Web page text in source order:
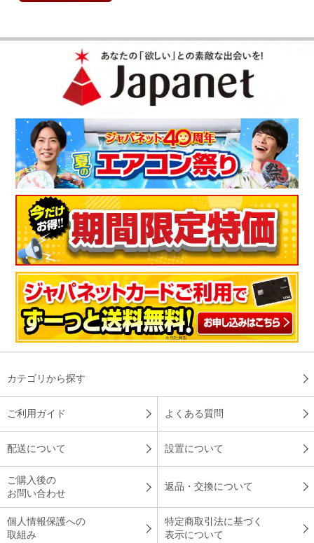
カテゴリから探す
ご利用ガイド よくある質問
配送について 設置について
ご購入後の
お問い合わせ
返品・交換について
個人情報保護への
取組み
特定商取引法に基づく
表示について